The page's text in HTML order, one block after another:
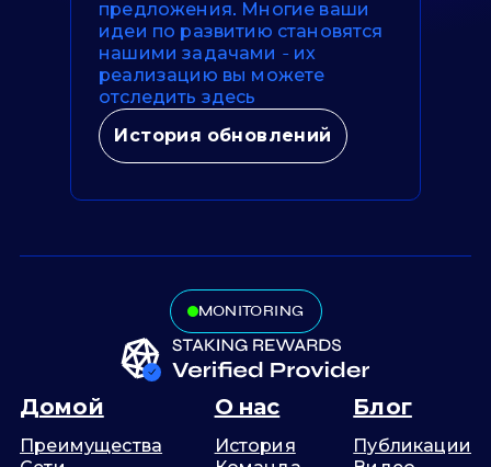
предложения. Многие ваши
идеи по развитию становятся
нашими задачами - их
реализацию вы можете
отследить здесь
История обновлений
MONITORING
Домой
Преимущества
О нас
История
Блог
Публикации